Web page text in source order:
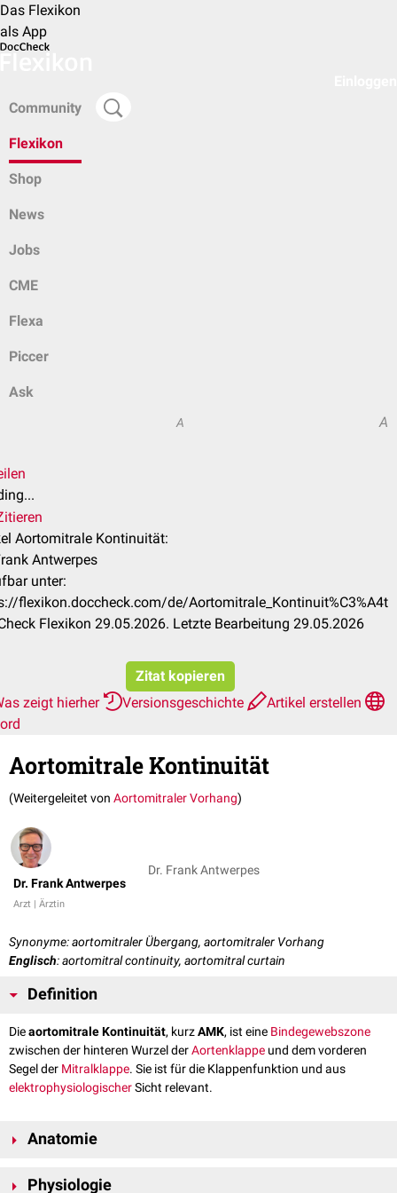
Das Flexikon
als App
Community
Flexikon
Shop
News
Jobs
CME
Flexa
Piccer
Ask
A A
Aortomitrale Kontinuität:
Antwerpes
unter:
flexikon.doccheck.com/de/Aortomitrale_Kontinuit%C3%A4t
Flexikon 29.05.2026. Letzte Bearbeitung 29.05.2026
Zitat kopieren
zeigt hierher
Versionsgeschichte
Artikel erstellen
Aortomitrale Kontinuität
(Weitergeleitet von Aortomitraler Vorhang)
Dr. Frank Antwerpes
Arzt | Ärztin
Dr. Frank Antwerpes
Synonyme: aortomitraler Übergang, aortomitraler Vorhang
Englisch: aortomitral continuity, aortomitral curtain
Definition
Dieaortomitrale Kontinuität, kurzAMK, ist eine Bindegewebszone
zwischen der hinteren Wurzel derAortenklappe und dem vorderen
Segel der Mitralklappe. Sie ist für die Klappenfunktion und aus
elektrophysiologischerSicht relevant.
Anatomie
und erstreckt sich zwischen der linken und der nichtkoronaren Tasche
Physiologie